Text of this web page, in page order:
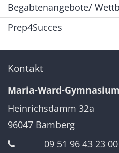
Begabtenangebote/
Prep4Succes
Kontakt
Maria-Ward-
Heinrichsdamm 32a
96047 Bamberg
09 51 96 43 23 00